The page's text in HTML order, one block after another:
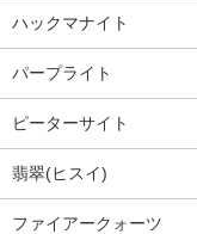
ハックマナイト
パープライト
ピーターサイト
翡翠(ヒスイ)
ファイアークォーツ